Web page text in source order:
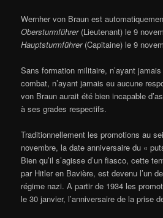
Wernher von Braun est
Obersturmführer(Lieutenant) le 9
Hauptsturmführer(Capitaine) le 9
Sans formation militaire, n’ayant
combat, n’ayant jamais eu aucune
von Braun aurait été bien incapable
à ses grades respectifs.
Traditionnellement les promotions au
novembre, la date anniversaire du «
Bien qu’il s’agisse d’un fiasco, cette
par Hitler en Bavière, est devenu l’un
régime nazi. A partir de 1934 les
le 30 janvier, l’anniversaire de la prise